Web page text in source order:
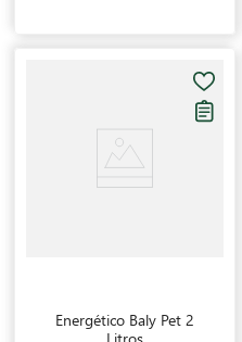
Energético Baly Pet 2